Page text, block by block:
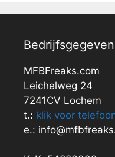
MFBFreaks.com
Leichelweg 24
7241CV Lochem
t.: klik voor
e.: